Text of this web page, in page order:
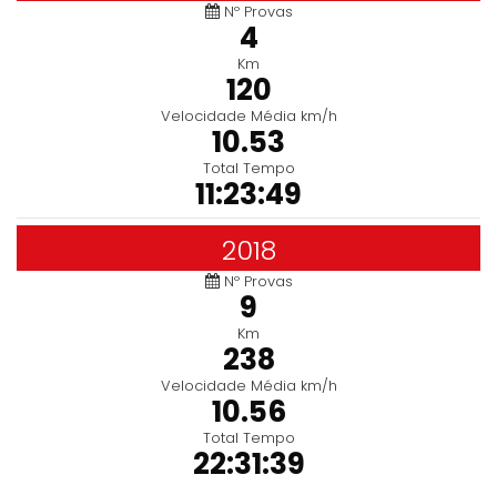
Nº Provas
4
Km
120
Velocidade Média km/h
10.53
Total Tempo
11:23:49
2018
Nº Provas
9
Km
238
Velocidade Média km/h
10.56
Total Tempo
22:31:39